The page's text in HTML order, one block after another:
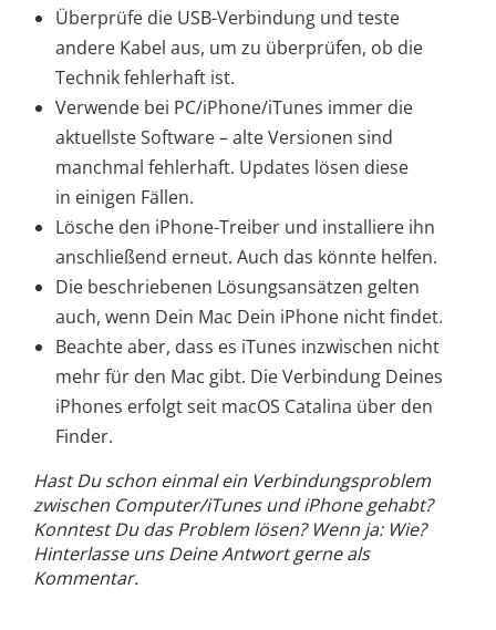
Überprüfe die USB-Verbindung und teste
andere Kabel aus, um zu überprüfen, ob die
Technik fehlerhaft ist.
Verwende bei PC/iPhone/iTunes immer die
aktuellste Software – alte Versionen sind
manchmal fehlerhaft. Updates lösen diese
in einigen Fällen.
Lösche den iPhone-Treiber und installiere ihn
anschließend erneut. Auch das könnte helfen.
Die beschriebenen Lösungsansätzen gelten
auch, wenn Dein Mac Dein iPhone nicht findet.
Beachte aber, dass es iTunes inzwischen nicht
mehr für den Mac gibt. Die Verbindung Deines
iPhones erfolgt seit macOS Catalina über den
Finder.
Hast Du schon einmal ein Verbindungsproblem
zwischen Computer/iTunes und iPhone gehabt?
Konntest Du das Problem lösen? Wenn ja: Wie?
Hinterlasse uns Deine Antwort gerne als
Kommentar.